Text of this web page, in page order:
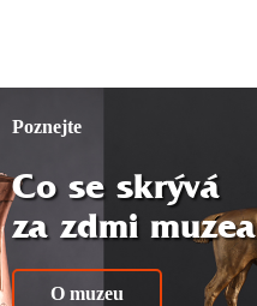
Poznejte
Co se skrývá
za zdmi muzea
O muzeu